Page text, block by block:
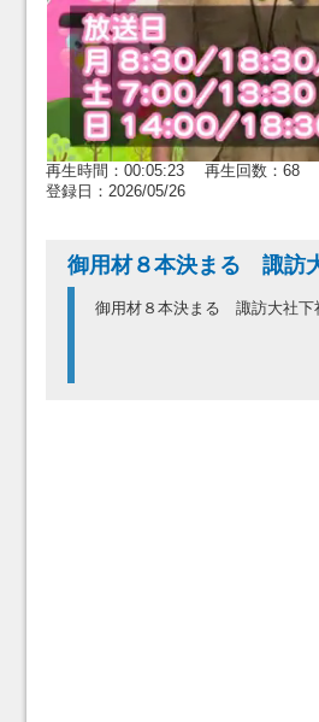
再生時間：00:05:23 再生回数：68
登録日：2026/05/26
御用材８本決まる 諏訪
御用材８本決まる 諏訪大社下